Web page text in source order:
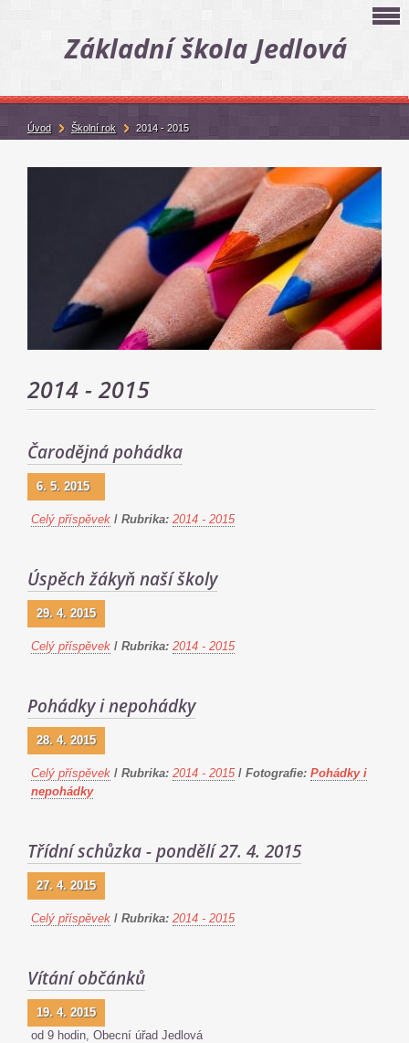
Základní škola Jedlová
2014 - 2015
Čarodějná pohádka
6. 5. 2015
Celý příspěvek / Rubrika: 2014 - 2015
Úspěch žákyň naší školy
29. 4. 2015
Celý příspěvek / Rubrika: 2014 - 2015
Pohádky i nepohádky
28. 4. 2015
Celý příspěvek / Rubrika: 2014 - 2015 / Fotografie: Pohádky i
nepohádky
Třídní schůzka - pondělí 27. 4. 2015
27. 4. 2015
Celý příspěvek / Rubrika: 2014 - 2015
Vítání občánků
19. 4. 2015
od 9 hodin, Obecní úřad Jedlová
Úvod Školní rok 2014 - 2015